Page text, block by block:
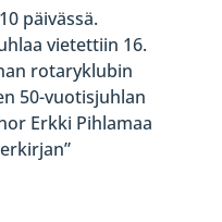
päivässä.
vietettiin 16.
rotaryklubin
50-vuotisjuhlan
Erkki Pihlamaa